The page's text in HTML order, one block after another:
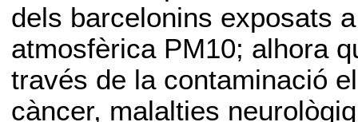
dels barcelonins exposats
atmosfèrica PM10; alhora
través de la contaminació
càncer, malalties